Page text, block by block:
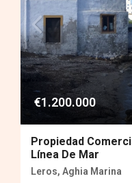
€1.200.000
Propiedad
Línea De Mar
Leros, Aghia Marina